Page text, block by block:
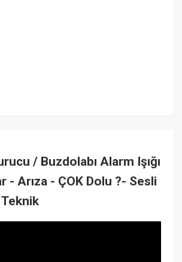
/ Buzdolabı Alarm Işığı
- Arıza - ÇOK Dolu ?- Sesli